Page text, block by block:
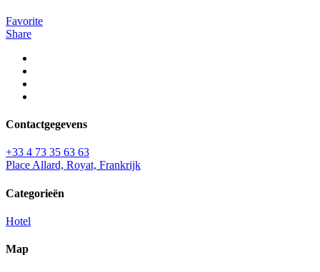
Favorite
Share
Contactgegevens
+33 4 73 35 63 63
Place Allard, Royat, Frankrijk
Categorieën
Hotel
Map